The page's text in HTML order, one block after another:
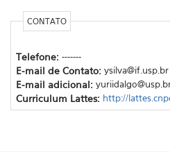
CONTATO
Telefone: -------
E-mail de Contato: ysilva@if.usp.br
E-mail adicional:
Curriculum Lattes: http://